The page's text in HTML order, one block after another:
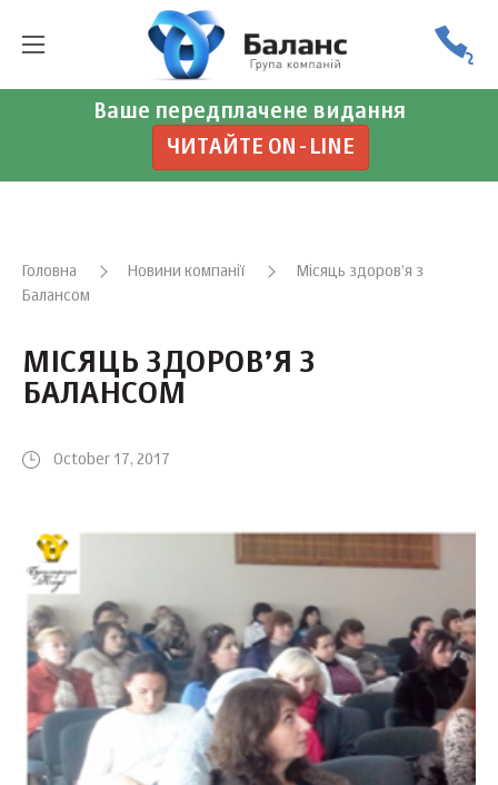
Ваше передплачене видання
ЧИТАЙТЕ ON-LINE
Головна Новини компанії
Місяць здоров’я з
Балансом
МІСЯЦЬ ЗДОРОВ’Я З
БАЛАНСОМ
October 17, 2017